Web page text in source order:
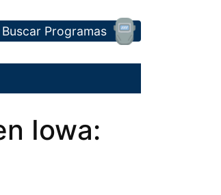
Buscar Programas
Iowa: